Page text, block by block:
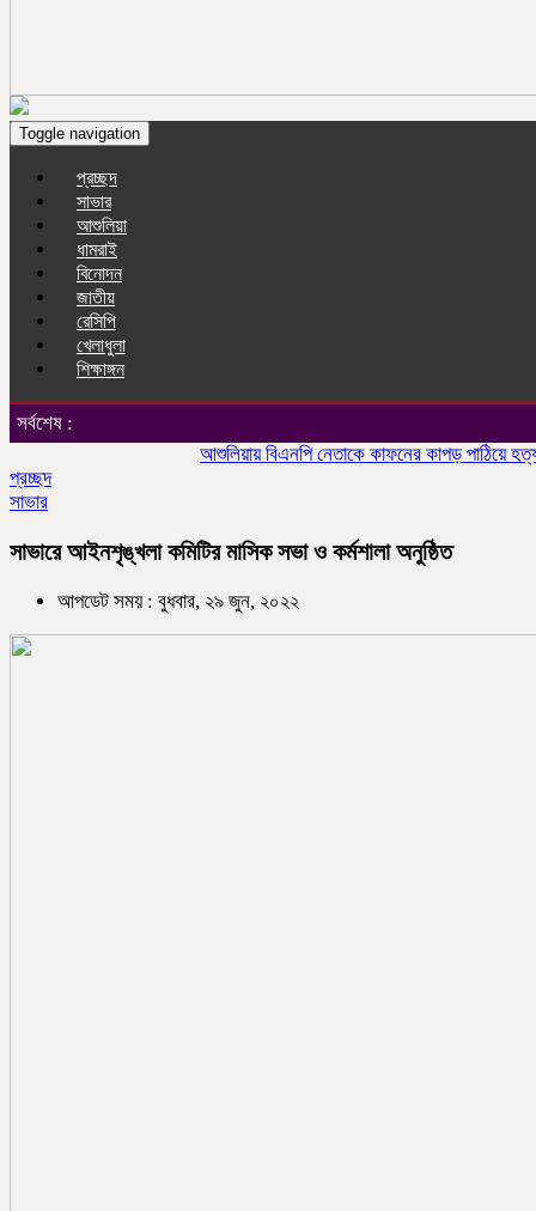
Toggle navigation
প্রচ্ছদ
সাভার
আশুলিয়া
ধামরাই
বিনোদন
জাতীয়
রেসিপি
খেলাধুলা
শিক্ষাঙ্গন
সর্বশেষ :
আশুলিয়ায় বিএনপি নেতাকে কাফনের কাপড় পাঠিয়ে হত্যার
প্রচ্ছদ
সাভার
সাভারে আইনশৃঙ্খলা কমিটির মাসিক সভা ও কর্মশালা অনুষ্ঠিত
আপডেট সময় : বুধবার, ২৯ জুন, ২০২২